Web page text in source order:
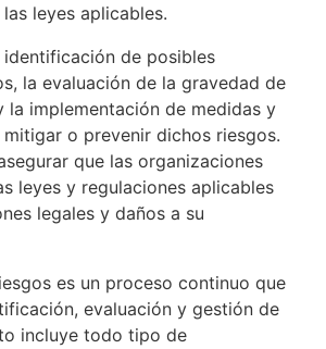
leyes aplicables.
identificación de posibles
la evaluación de la gravedad de
la implementación de medidas y
o prevenir dichos riesgos.
que las organizaciones
leyes y regulaciones aplicables
legales y daños a su
es un proceso continuo que
evaluación y gestión de
incluye todo tipo de